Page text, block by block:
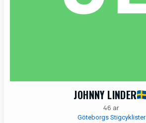
JOHNNY LINDER
46 ar
Göteborgs Stigcyklister